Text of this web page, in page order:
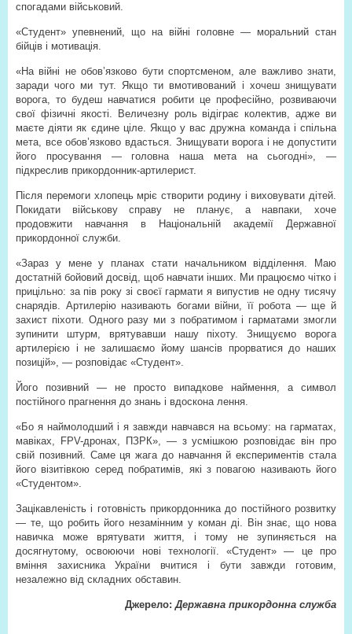
спогадами військовий.
«Студент» упевнений, що на війні головне — моральний стан
бійців і мотивація.
«На війні не обов’язково бути спортсменом, але важливо знати,
заради чого ми тут. Якщо ти вмотивований і хочеш знищувати
ворога, то будеш навчатися робити це професійно, розвиваючи
свої фізичні якості. Величезну роль відіграє колектив, адже ви
маєте діяти як єдине ціле. Якщо у вас дружна команда і спільна
мета, все обов’язково вдасться. Знищувати ворога і не допустити
його просування — головна наша мета на сьогодні», —
підкреслив прикордонник-артилерист.
Після перемоги хлопець мріє створити родину і виховувати дітей.
Покидати військову справу не планує, а навпаки, хоче
продовжити навчання в Національній академії Державної
прикордонної служби.
«Зараз у мене у планах стати начальником відділення. Маю
достатній бойовий досвід, щоб навчати інших. Ми працюємо чітко і
прицільно: за пів року зі своєї гармати я випустив не одну тисячу
снарядів. Артилерію називають богами війни, її робота — ще й
захист піхоти. Одного разу ми з побратимом і гарматами змогли
зупинити штурм, врятувавши нашу піхоту. Знищуємо ворога
артилерією і не залишаємо йому шансів прорватися до наших
позицій», — розповідає «Студент».
Його позивний — не просто випадкове наймення, а символ
постійного прагнення до знань і вдоскона лення.
«Бо я наймолодший і я завжди навчався на всьому: на гарматах,
мавіках, FPV-дронах, ПЗРК», — з усмішкою розповідає він про
свій позивний. Саме ця жага до навчання й експериментів стала
його візитівкою серед побратимів, які з повагою називають його
«Студентом».
Зацікавленість і готовність прикордонника до постійного розвитку
— те, що робить його незамінним у коман ді. Він знає, що нова
навичка може врятувати життя, і тому не зупиняється на
досягнутому, освоюючи нові технології. «Студент» — це про
вміння захисника України вчитися і бути завжди готовим,
незалежно від складних обставин.
Джерело:Державна прикордонна служба